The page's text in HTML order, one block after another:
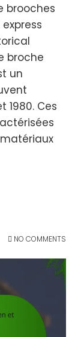
brooches
broche
un
1980. Ces
NO COMMENTS